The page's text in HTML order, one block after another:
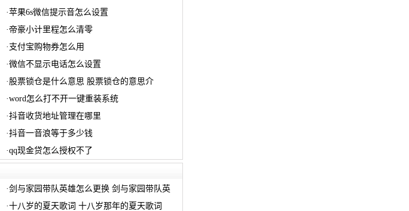
·苹果6s微信提示音怎么设置
· 帝豪小计里程怎么清零
· 支付宝购物券怎么用
·微信不显示电话怎么设置
· 股票锁仓是什么意思 股票锁仓的意思介
·word怎么打不开一键重装系统
·抖音收货地址管理在哪里
·抖音一音浪等于多少钱
·qq现金贷怎么授权不了
·剑与家园带队英雄怎么更换 剑与家园带队英
·十八岁的夏天歌词 十八岁那年的夏天歌词